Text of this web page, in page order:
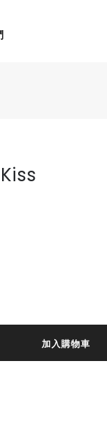
加入購物車